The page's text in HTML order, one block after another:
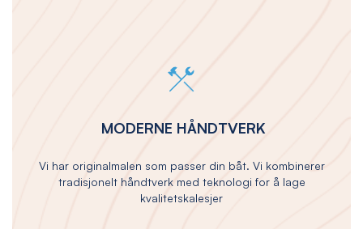
MODERNE HÅNDTVERK
Vi har originalmalen som passer din båt. Vi kombinerer
tradisjonelt håndtverk med teknologi for å lage
kvalitetskalesjer